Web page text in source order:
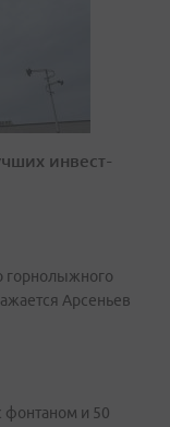
инвест-
горнолыжного
Арсеньев
фонтаном и 50